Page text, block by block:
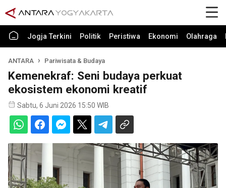
Jogja Terkini Politik Peristiwa Ekonomi Olahraga
ANTARA Pariwisata & Budaya
Kemenekraf: Seni budaya perkuat
ekosistem ekonomi kreatif
Sabtu, 6 Juni 2026 15:50 WIB